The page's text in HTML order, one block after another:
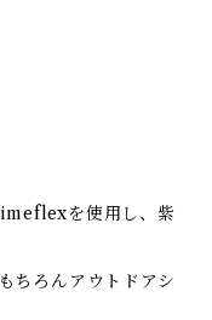
を使用し、紫
ちろんアウトドアシ